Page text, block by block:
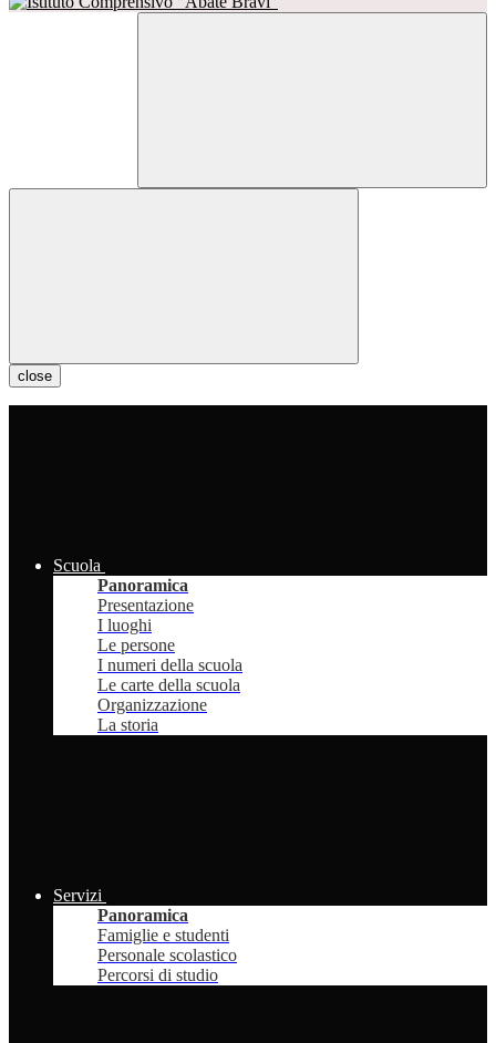
close
Scuola
Panoramica
Presentazione
I luoghi
Le persone
I numeri della scuola
Le carte della scuola
Organizzazione
La storia
Servizi
Panoramica
Famiglie e studenti
Personale scolastico
Percorsi di studio